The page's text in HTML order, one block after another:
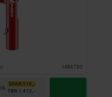
1484730
SPAR 510,-
FØR 1.413,-